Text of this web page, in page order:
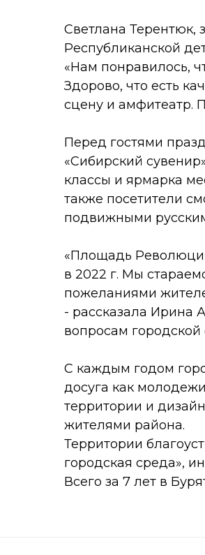
Светлана Терентюк,
Республиканской
«Нам понравилось,
Здорово, что есть
сцену и амфитеатр.
Перед гостями
«Сибирский
классы и ярмарка
также посетители
подвижными
«Площадь
в 2022 г. Мы
пожеланиями
- рассказала Ирина
вопросам городской
С каждым годом
досуга как
территории и
жителями района.
Территории
городская среда»,
Всего за 7 лет в